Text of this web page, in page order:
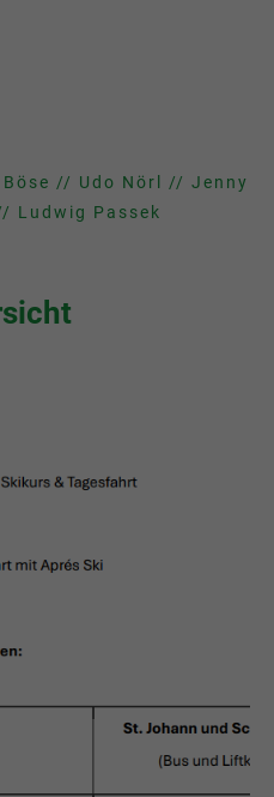
// Udo Nörl // Jenny
Ludwig Passek